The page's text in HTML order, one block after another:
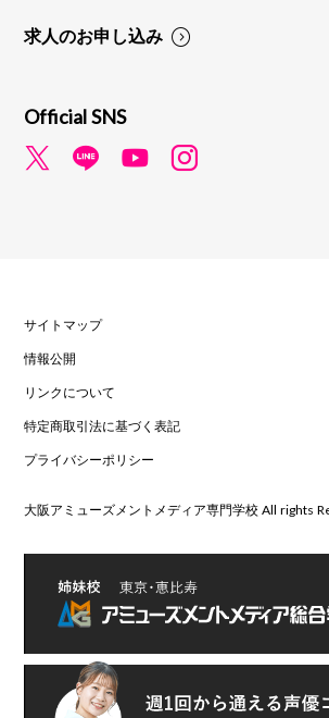
求人のお申し込み
Official SNS
サイトマップ
情報公開
リンクについて
特定商取引法に基づく表記
プライバシーポリシー
大阪アミューズメントメディア専門学校 All rights